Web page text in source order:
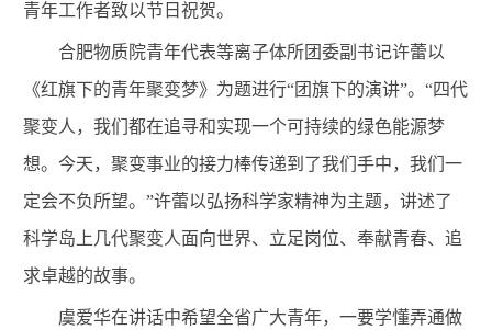
青年工作者致以节日祝贺。
合肥物质院青年代表等离子体所团委副书记许蕾以
《红旗下的青年聚变梦》为题进行“团旗下的演讲”。“四代
聚变人，我们都在追寻和实现一个可持续的绿色能源梦
想。今天，聚变事业的接力棒传递到了我们手中，我们一
定会不负所望。 ”许蕾以弘扬科学家精神为主题，讲述了
科学岛上几代聚变人面向世界、立足岗位、奉献青春、追
求卓越的故事。
虞爱华在讲话中希望全省广大青年，一要学懂弄通做